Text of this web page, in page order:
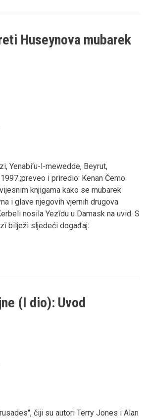
Huseynova mubarek
Yenabi‘u-l-mewedde, Beyrut,
i priredio: Kenan Čemo
knjigama kako se mubarek
i glave njegovih vjernih drugova
nosila Yezīdu u Damask na uvid. S
bilježi sljedeći događaj:
(I dio): Uvod
čiji su autori Terry Jones i Alan